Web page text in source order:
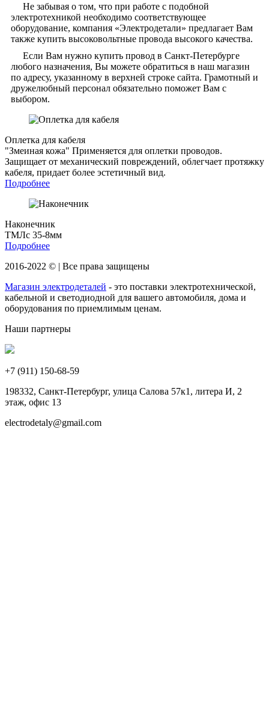
Не забывая о том, что при работе с подобной
электротехникой необходимо соответствующее
оборудование, компания «Электродетали» предлагает Вам
также купить высоковольтные провода высокого качества.
Если Вам нужно купить провод в Санкт-Петербурге
любого назначения, Вы можете обратиться в наш магазин
по адресу, указанному в верхней строке сайта. Грамотный и
дружелюбный персонал обязательно поможет Вам с
выбором.
Оплетка для кабеля
"Змеиная кожа" Применяется для оплетки проводов.
Защищает от механический повреждений, облегчает протяжку
кабеля, придает более эстетичный вид.
Подробнее
Наконечник
ТМЛс 35-8мм
Подробнее
2016-2022 © | Все права защищены
Магазин электродеталей - это поставки электротехнической,
кабельной и светодиодной для вашего автомобиля, дома и
оборудования по приемлимым ценам.
Наши партнеры
+7 (911) 150-68-59
198332, Санкт-Петербург, улица Салова 57к1, литера И, 2
этаж, офис 13
electrodetaly@gmail.com